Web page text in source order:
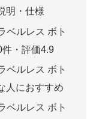
明・仕様
ベルレス ボト
・評価4.9
ベルレス ボト
人におすすめ
ベルレス ボト